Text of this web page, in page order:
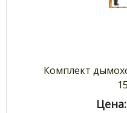
Комплект